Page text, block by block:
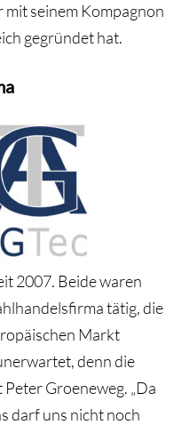
mit seinem Kompagnon
gegründet hat.
2007. Beide waren
tätig, die
Markt
denn die
Peter Groeneweg. „Da
darf uns nicht noch